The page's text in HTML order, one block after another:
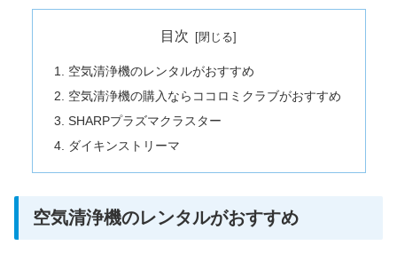
目次
空気清浄機のレンタルがおすすめ
空気清浄機の購入ならココロミクラブがおすすめ
SHARPプラズマクラスター
ダイキンストリーマ
空気清浄機のレンタルがおすすめ